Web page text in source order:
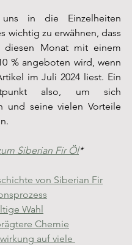
in die Einzelheiten
wichtig zu erwähnen, dass
diesen Monat mit einem
% angeboten wird, wenn
im Juli 2024 liest. Ein
also, um sich
und seine vielen Vorteile
Siberian Fir Öl*
von Siberian Fir
Wahl
Chemie
auf viele